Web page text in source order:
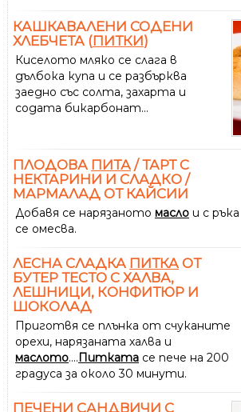
КАШКАВАЛЕНИ СОДЕНИ
ХЛЕБЧЕТА (ПИТКИ)
Киселото мляко се слага в
дълбока купа и се разбърква
заедно със солта, захарта и
содата бикарбонат...
ПЛОДОВА ПИТА / ТАРТ С
НЕКТАРИНИ И СЛАДКО /
МАРМАЛАД ОТ КАЙСИИ
Добавя се нарязаното масло и с ръка
се омесва.
ЛЕСНА СЛАДКА ПИТКА ОТ
БУТЕР ТЕСТО С ХАЛВА,
ЛЕШНИЦИ, КОНФИТЮР И
ШОКОЛАД
Приготвя се плънка от счуканите
орехи, нарязаната халва и
маслото....Питката се пече на 200
градуса за около 30 минути.
ПЕЧЕНИ САНДВИЧИ С